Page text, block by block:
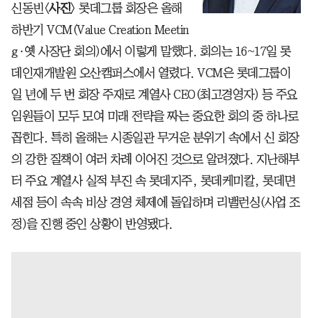
신동빈<사진> 롯데그룹 회장은 올해
하반기 VCM(Value Creation Meetin
g·옛 사장단 회의)에서 이렇게 말했다. 회의는 16~17일 롯
데인재개발원 오산캠퍼스에서 열렸다. VCM은 롯데그룹이
일 년에 두 번 회장 주재로 계열사 CEO(최고경영자) 등 주요
임원들이 모두 모여 미래 전략을 짜는 중요한 회의 중 하나로
꼽힌다. 특히 올해는 시종일관 무거운 분위기 속에서 신 회장
의 강한 질책이 여러 차례 이어진 것으로 알려졌다. 지난해부
터 주요 계열사 실적 부진 속 롯데지주, 롯데케미칼, 롯데면
세점 등이 속속 비상 경영 체제에 돌입하며 리밸런싱(사업 조
정)을 진행 중인 상황이 반영됐다.